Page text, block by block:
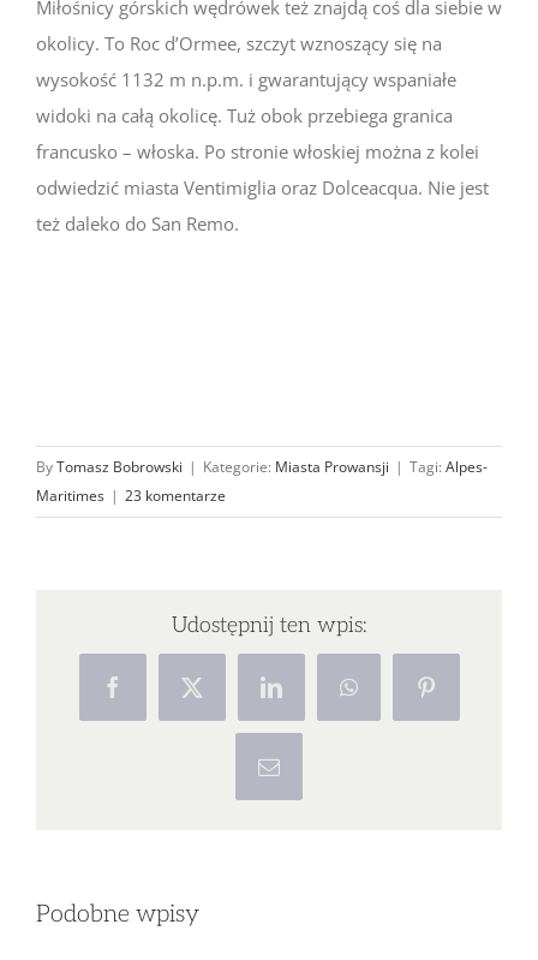
Miłośnicy górskich wędrówek też znajdą coś dla siebie w
okolicy. To Roc d’Ormee, szczyt wznoszący się na
wysokość 1132 m n.p.m. i gwarantujący wspaniałe
widoki na całą okolicę. Tuż obok przebiega granica
francusko – włoska. Po stronie włoskiej można z kolei
odwiedzić miasta Ventimiglia oraz Dolceacqua. Nie jest
też daleko do San Remo.
ByTomasz Bobrowski | Kategorie: Miasta Prowansji | Tagi: Alpes-
Maritimes | 23 komentarze
Udostępnij ten wpis:
FacebookX LinkedInWhatsAppPinterest
Email
Podobne wpisy